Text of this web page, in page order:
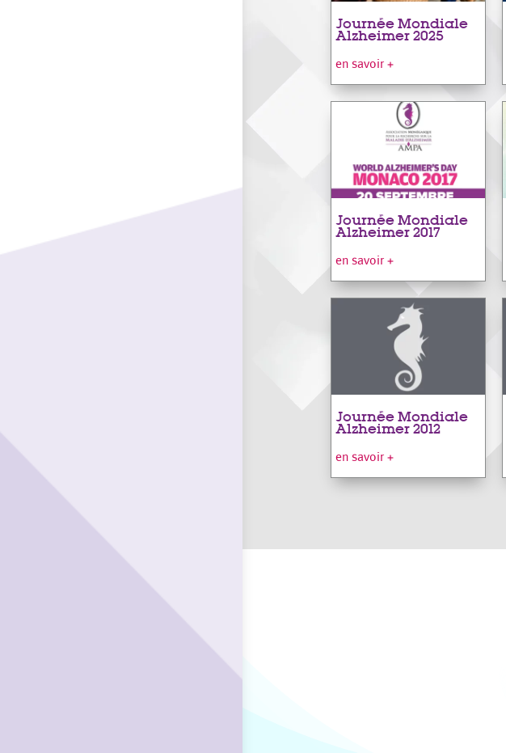
Journée Mondiale
Alzheimer 2025
en savoir +
Journée Mondiale
Alzheimer 2017
en savoir +
Journée Mondiale
Alzheimer 2012
en savoir +